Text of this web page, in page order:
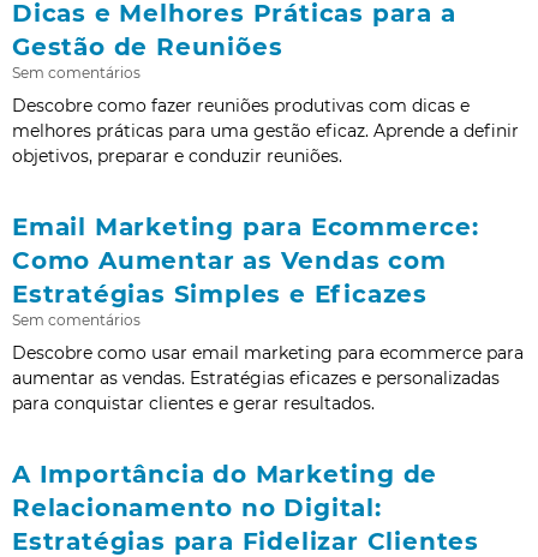
Dicas e Melhores Práticas para a
Gestão de Reuniões
Sem comentários
Descobre como fazer reuniões produtivas com dicas e
melhores práticas para uma gestão eficaz. Aprende a definir
objetivos, preparar e conduzir reuniões.
Email Marketing para Ecommerce:
Como Aumentar as Vendas com
Estratégias Simples e Eficazes
Sem comentários
Descobre como usar email marketing para ecommerce para
aumentar as vendas. Estratégias eficazes e personalizadas
para conquistar clientes e gerar resultados.
A Importância do Marketing de
Relacionamento no Digital:
Estratégias para Fidelizar Clientes